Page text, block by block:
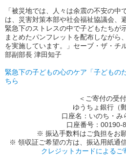
「被災地では、人々は余震の不安の中
は、災害対策本部や社会福祉協議会、
緊急下のストレスの中で子どもたちが
まとめたパンフレットを配布しながら
を実施しています。」セーブ・ザ・チ
部副部長 津田知子
緊急下の子どもの心のケア「子どもの
ちら
＜ご寄付の受
ゆうちょ銀行（
口座名：いのち・み
口座番号：00190-
※ 振込手数料はご負担をお
※ 領収証ご希望の方は、振込用紙通
クレジットカードによるご